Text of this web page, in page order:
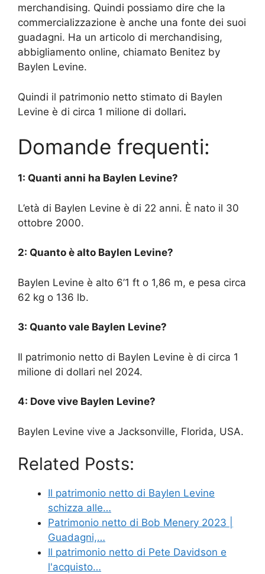
merchandising. Quindi possiamo dire che la
commercializzazione è anche una fonte dei suoi
guadagni. Ha un articolo di merchandising,
abbigliamento online, chiamato Benitez by
Baylen Levine.
Quindi il patrimonio netto stimato di Baylen
Levine è di circa 1 milione di dollari.
Domande frequenti:
1: Quanti anni ha Baylen Levine?
L’età di Baylen Levine è di 22 anni. È nato il 30
ottobre 2000.
2: Quanto è alto Baylen Levine?
Baylen Levine è alto 6’1 ft o 1,86 m, e pesa circa
62 kg o 136 lb.
3: Quanto vale Baylen Levine?
Il patrimonio netto di Baylen Levine è di circa 1
milione di dollari nel 2024.
4: Dove vive Baylen Levine?
Baylen Levine vive a Jacksonville, Florida, USA.
Related Posts:
Il patrimonio netto di Baylen Levine
schizza alle…
Patrimonio netto di Bob Menery 2023 |
Guadagni,…
Il patrimonio netto di Pete Davidson e
l'acquisto…